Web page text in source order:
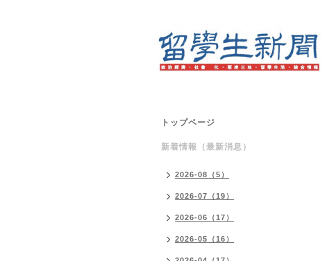
トップページ
新着情報（最新消息）
2026-08（5）
2026-07（19）
2026-06（17）
2026-05（16）